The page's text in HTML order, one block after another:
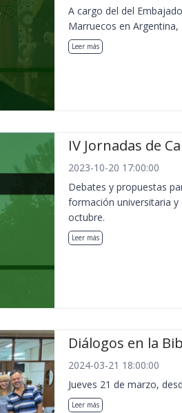
A cargo del del
Marruecos en Argentina,
Leer más
IV Jornadas de
2023-10-20 17:00:00
Debates y propuestas
formación universitaria y
octubre.
Leer más
Diálogos en la
2024-03-21 18:00:00
Jueves 21 de marzo,
Leer más